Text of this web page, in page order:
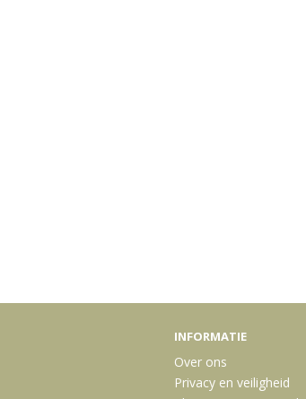
INFORMATIE
Over ons
Privacy en veiligheid